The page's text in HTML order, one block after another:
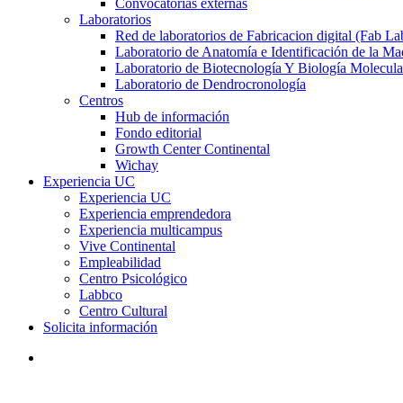
Convocatorias externas
Laboratorios
Red de laboratorios de Fabricacion digital (Fab
Laboratorio de Anatomía e Identificación de la
Laboratorio de Biotecnología Y Biología
Laboratorio de Dendrocronología
Centros
Hub de información
Fondo editorial
Growth Center Continental
Wichay
Experiencia UC
Experiencia UC
Experiencia emprendedora
Experiencia multicampus
Vive Continental
Empleabilidad
Centro Psicológico
Labbco
Centro Cultural
Solicita información